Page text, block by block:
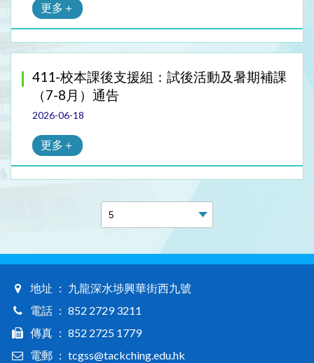
更多＋
411-校本課後支援組：試後活動及暑期補課
（7-8月）通告
2026-06-18
更多＋
地址 ： 九龍深水埗興華街西九號
電話 ： 852 2729 3211
傳真 ： 852 2725 1779
電郵 ： tcgss@tackching.edu.hk